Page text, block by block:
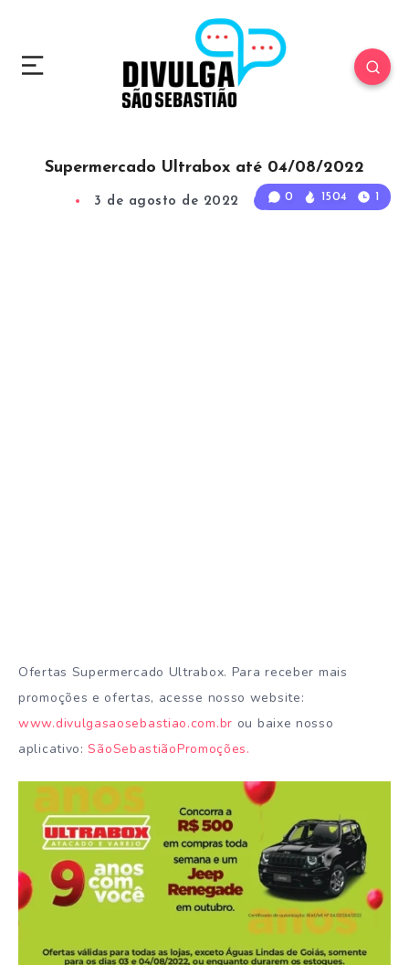
0 1504 1
Supermercado Ultrabox até 04/08/2022
3 de agosto de 2022 Min Read
Ofertas Supermercado Ultrabox. Para receber mais
promoções e ofertas, acesse nosso website:
www.divulgasaosebastiao.com.br ou baixe nosso
aplicativo:SãoSebastiãoPromoções.